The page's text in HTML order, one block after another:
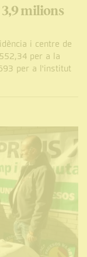
milions
i centre de
per a la
per a l'institut